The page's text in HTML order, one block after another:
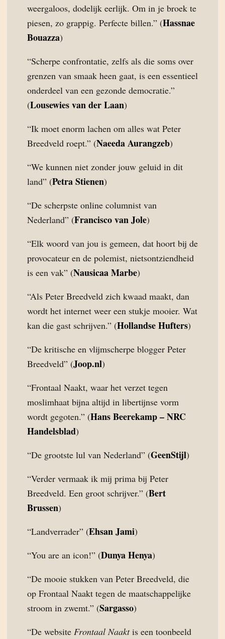
weergaloos, dodelijk eerlijk. Om in je broek te
piesen, zo grappig. Perfecte billen.” (Hassnae
Bouazza)
“Scherpe confrontatie, zelfs als die soms over
grenzen van smaak heen gaat, is een essentieel
onderdeel van een gezonde democratie.”
(Lousewies van der Laan)
“Ik moet enorm lachen om alles wat Peter
Breedveld roept.” (Naeeda Aurangzeb)
“We kunnen niet zonder jouw geluid in dit
land” (Petra Stienen)
“De scherpste online columnist van
Nederland” (Francisco van Jole)
“Elk woord van jou is gemeen, dat hoort bij de
provocateur en de polemist, nietsontziendheid
is een vak” (Nausicaa Marbe)
“Als Peter Breedveld zich kwaad maakt, dan
wordt het internet weer een stukje mooier. Wat
kan die gast schrijven.” (Hollandse Hufters)
“De kritische en vlijmscherpe blogger Peter
Breedveld” (Joop.nl)
“Frontaal Naakt, waar het verzet tegen
moslimhaat bijna altijd in libertijnse vorm
wordt gegoten.” (Hans Beerekamp – NRC
Handelsblad)
“De grootste lul van Nederland” (GeenStijl)
“Verder vermaak ik mij prima bij Peter
Breedveld. Een groot schrijver.” (Bert
Brussen)
“Landverrader” (Ehsan Jami)
“You are an icon!” (Dunya Henya)
“De mooie stukken van Peter Breedveld, die
op Frontaal Naakt tegen de maatschappelijke
stroom in zwemt.” (Sargasso)
“De website Frontaal Naaktis een toonbeeld